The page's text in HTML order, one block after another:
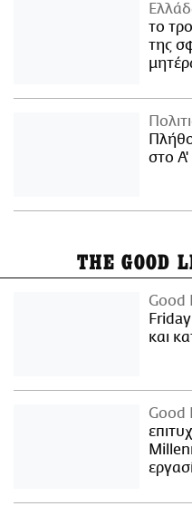
το
της
στο
THE GOOD
Good
και
Good